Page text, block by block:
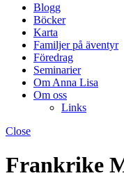
Blogg
Böcker
Karta
Familjer på äventyr
Föredrag
Seminarier
Om Anna Lisa
Om oss
Links
Close
Frankrike